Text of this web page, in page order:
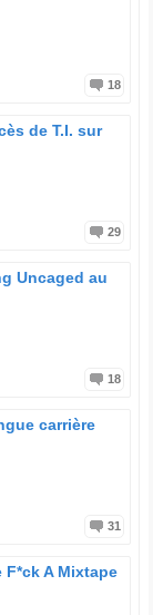
18
de T.I. sur
29
Uncaged au
18
carrière
31
A Mixtape